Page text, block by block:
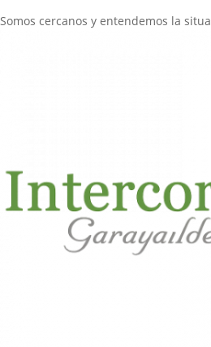
Somos cercanos y entendemos la